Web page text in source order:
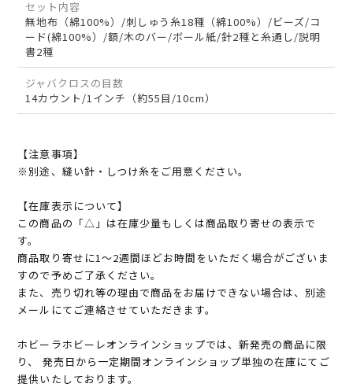
セット内容
無地布（綿100%）/刺しゅう糸18種（綿100%）/ビーズ/コ
ード(綿100%）/額/木のバー/ボール紙/針2種と糸通し/説明
書2種
ジャバクロスの目数
14カウント/1インチ（約55目/10cm）
【注意事項】
※別途、縫い針・しつけ糸をご用意ください。
【在庫表示について】
この商品の「△」は在庫少量もしくは商品取り寄せの表示で
す。
商品取り寄せに1～2週間ほどお時間をいただく場合がございま
すので予めご了承ください。
また、売り切れ等の理由で商品をお届けできない場合は、別途
メールにてご連絡させていただきます。
ホビーラホビーレオンラインショップでは、新発売の商品に限
り、 発売日から一定期間オンラインショップ単独の在庫にてご
提供いたしております。